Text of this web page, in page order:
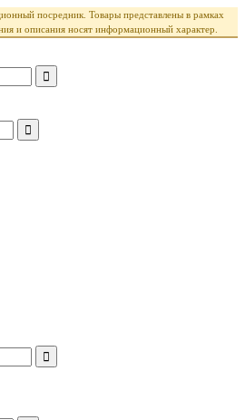
посредник. Товары представлены в рамках
и описания носят информационный характер.